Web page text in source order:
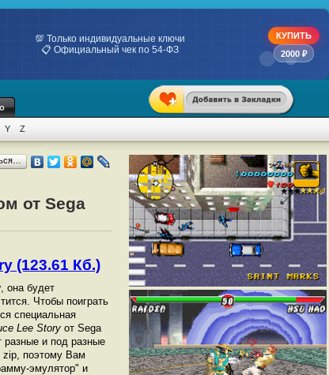
💯 Только индивидуальные ключи
📋 Официальный чек по 54-ФЗ
КУПИТЬ
2000 ₽
Y Z
от Sega
(123.61 Кб.)
, она будет
Чтобы поиграть
специальная
Lee Story от Sega
и под разные
zip, поэтому Вам
эмулятор" и